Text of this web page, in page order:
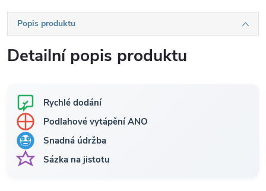
Popis produktu
Detailní popis produktu
Rychlé dodání
Podlahové vytápění ANO
Snadná údržba
Sázka na jistotu